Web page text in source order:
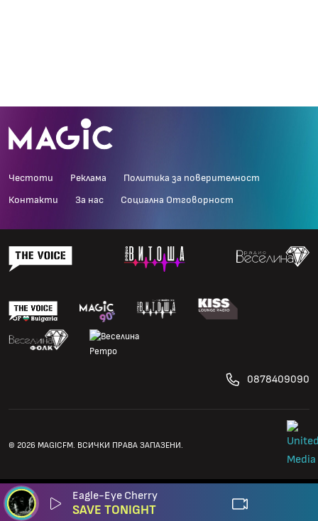
Eagle-Eye Cherry
SAVE TONIGHT
Честоти Реклама Политика за поверителност
Контакти За нас Социална Отговорност
0878409090
© 2026 MAGICFM. ВСИЧКИ ПРАВА ЗАПАЗЕНИ.